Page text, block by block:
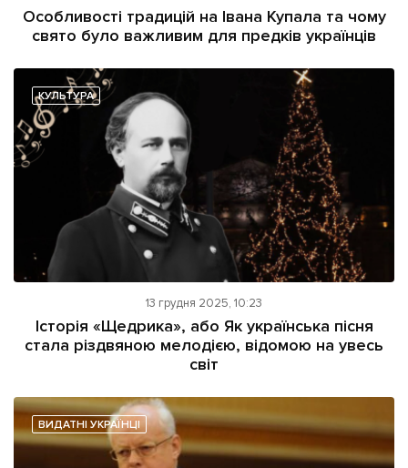
Інтерв'ю
Картки
Репортаж
Розслідування
Погляди
Лонгріди
Прес-релізи
Фото/Відео
Зв'язатися з нами
Реклама на сайті
Політика конфіденційності
Наші соц мережі
Особливості традицій на Івана Купала та чому
свято було важливим для предків українців
КУЛЬТУРА
13 грудня 2025, 10:23
Історія «Щедрика», або Як українська пісня
стала різдвяною мелодією, відомою на увесь
світ
ВИДАТНІ УКРАЇНЦІ